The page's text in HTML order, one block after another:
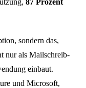
87 Prozent
sondern das,
nur als Mailschreib-
einbaut.
und Microsoft,